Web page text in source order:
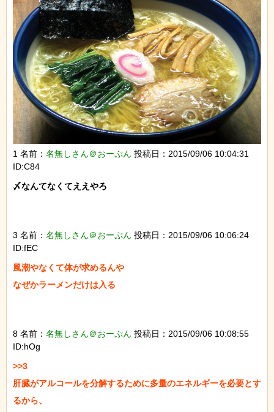
1 名前： 名無しさん＠おーぷん 投稿日：2015/09/06 10:04:31
ID:C84
〆なんてなくてええやろ
3 名前： 名無しさん＠おーぷん 投稿日：2015/09/06 10:06:24
ID:fEC
風潮やなくて体が求めるんや
なぜかラーメンだけは入る
8 名前： 名無しさん＠おーぷん 投稿日：2015/09/06 10:08:55
ID:hOg
>>3
肝臓がアルコールを分解するために多量のエネルギーを必要とす
るから、